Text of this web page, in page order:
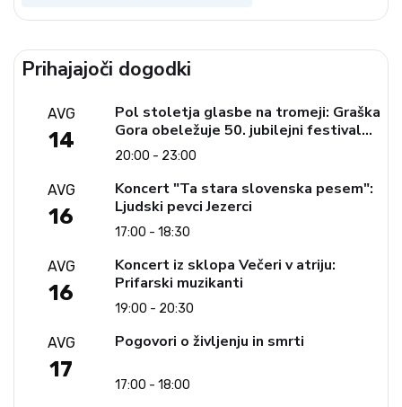
Prihajajoči dogodki
AVG
14
Pol stoletja glasbe na tromeji: Graška
Gora obeležuje 50. jubilejni festival
narodno-zabavne glasbe
20:00 - 23:00
AVG
16
Koncert "Ta stara slovenska pesem":
Ljudski pevci Jezerci
17:00 - 18:30
AVG
16
Koncert iz sklopa Večeri v atriju:
Prifarski muzikanti
19:00 - 20:30
AVG
17
Pogovori o življenju in smrti
17:00 - 18:00